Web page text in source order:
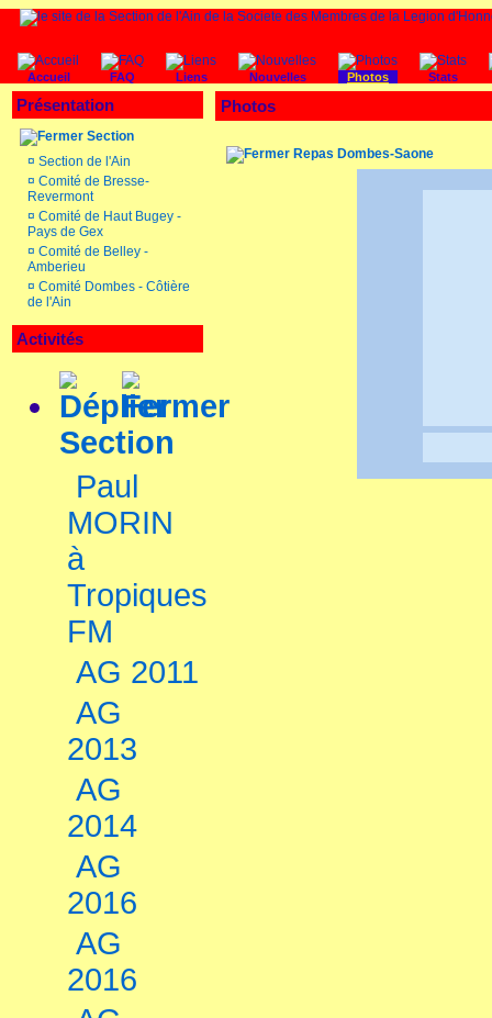
Accueil FAQ Liens Nouvelles Photos Stats
Présentation
Section
¤ Section de l'Ain
¤ Comité de Bresse-
Revermont
¤ Comité de Haut Bugey -
Pays de Gex
¤ Comité de Belley -
Amberieu
¤ Comité Dombes - Côtière
de l'Ain
Activités
Section
Paul
MORIN
à
Tropiques
FM
AG 2011
AG
2013
AG
2014
AG
2016
AG
2016
Photos
Repas Dombes-Saone